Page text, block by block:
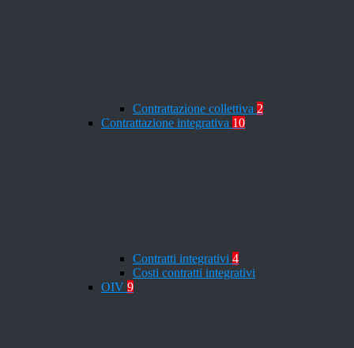
Contrattazione collettiva 2
Contrattazione integrativa 10
Contratti integrativi 4
Costi contratti integrativi
OIV 9